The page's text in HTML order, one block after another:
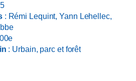
: Rémi Lequint, Yann Lehellec,
: Urbain, parc et forêt